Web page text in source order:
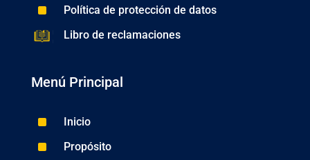
^
Política de protección de datos
Libro de reclamaciones
Menú Principal
^ Inicio
^ Propósito